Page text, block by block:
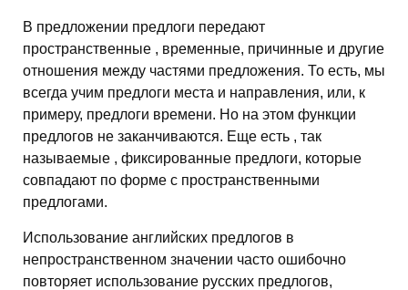
В предложении предлоги передают
пространственные , временные, причинные и другие
отношения между частями предложения. То есть, мы
всегда учим предлоги места и направления, или, к
примеру, предлоги времени. Но на этом функции
предлогов не заканчиваются. Еще есть , так
называемые , фиксированные предлоги, которые
совпадают по форме с пространственными
предлогами.
Использование английских предлогов в
непространственном значении часто ошибочно
повторяет использование русских предлогов,